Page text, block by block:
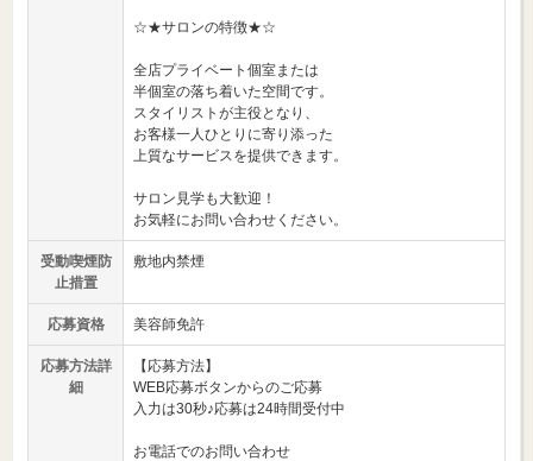
☆★サロンの特徴★☆
全店プライベート個室または
半個室の落ち着いた空間です。
スタイリストが主役となり、
お客様一人ひとりに寄り添った
上質なサービスを提供できます。
サロン見学も大歓迎！
お気軽にお問い合わせください。
受動喫煙防
止措置
敷地内禁煙
応募資格 美容師免許
応募方法詳
細
【応募方法】
WEB応募ボタンからのご応募
入力は30秒♪応募は24時間受付中
お電話でのお問い合わせ